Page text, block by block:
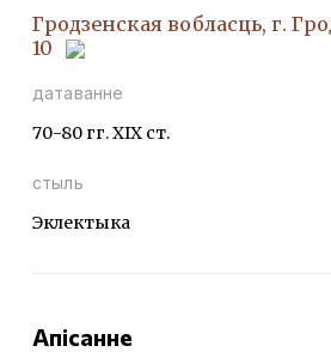
Гродзенская вобласць, г.
10
датаванне
70-80 гг. ХІХ ст.
стыль
Эклектыка
Апісанне